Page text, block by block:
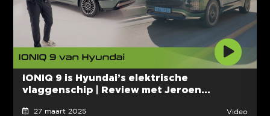
IONIQ 9 is Hyundai’s elektrische
vlaggenschip | Review met Jeroen...
27 maart 2025 Video